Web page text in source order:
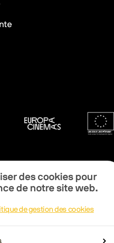
Bruxelles
Charleroi
Europa Cinemas
des cookies pour
de notre site web.
de gestion des cookies